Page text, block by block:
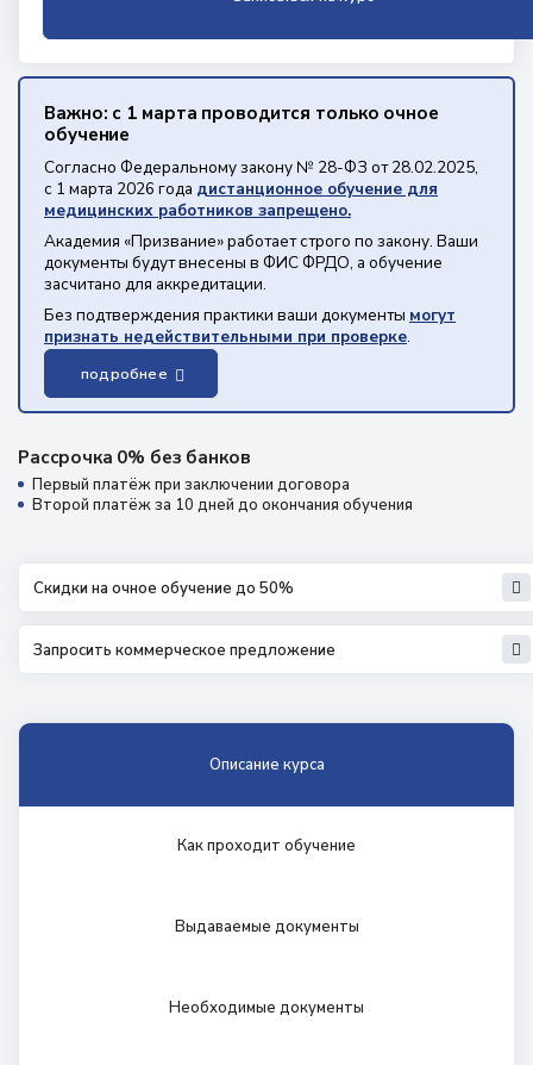
Важно: с 1 марта проводится только очное
обучение
Согласно Федеральному закону № 28-ФЗ от 28.02.2025,
с 1 марта 2026 года дистанционное обучение для
медицинских работников запрещено.
Академия «Призвание» работает строго по закону. Ваши
документы будут внесены в ФИС ФРДО, а обучение
засчитано для аккредитации.
Без подтверждения практики ваши документы могут
признать недействительными при проверке.
подробнее
Рассрочка 0% без банков
Первый платёж при заключении договора
Второй платёж за 10 дней до окончания обучения
Скидки на очное обучение до 50%
Запросить коммерческое предложение
Описание курса
Как проходит обучение
Выдаваемые документы
Необходимые документы